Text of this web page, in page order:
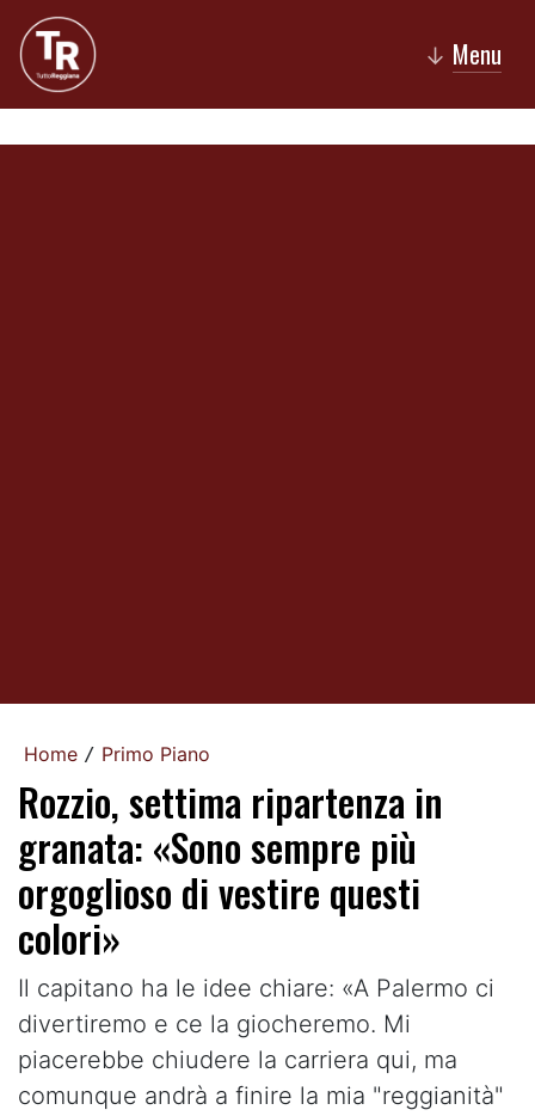
↓ Menu
Home / Primo Piano
Rozzio, settima ripartenza in
granata: «Sono sempre più
orgoglioso di vestire questi
colori»
Il capitano ha le idee chiare: «A Palermo ci
divertiremo e ce la giocheremo. Mi
piacerebbe chiudere la carriera qui, ma
comunque andrà a finire la mia "reggianità"